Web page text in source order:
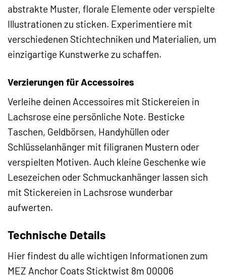
abstrakte Muster, florale Elemente oder verspielte
Illustrationen zu sticken. Experimentiere mit
verschiedenen Stichtechniken und Materialien, um
einzigartige Kunstwerke zu schaffen.
Verzierungen für Accessoires
Verleihe deinen Accessoires mit Stickereien in
Lachsrose eine persönliche Note. Besticke
Taschen, Geldbörsen, Handyhüllen oder
Schlüsselanhänger mit filigranen Mustern oder
verspielten Motiven. Auch kleine Geschenke wie
Lesezeichen oder Schmuckanhänger lassen sich
mit Stickereien in Lachsrose wunderbar
aufwerten.
Technische Details
Hier findest du alle wichtigen Informationen zum
MEZ Anchor Coats Sticktwist 8m 00006